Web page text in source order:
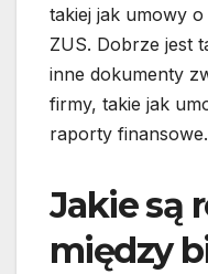
takiej jak umowy
ZUS. Dobrze jest
inne dokumenty
firmy, takie jak
raporty finansowe.
Jakie są
między